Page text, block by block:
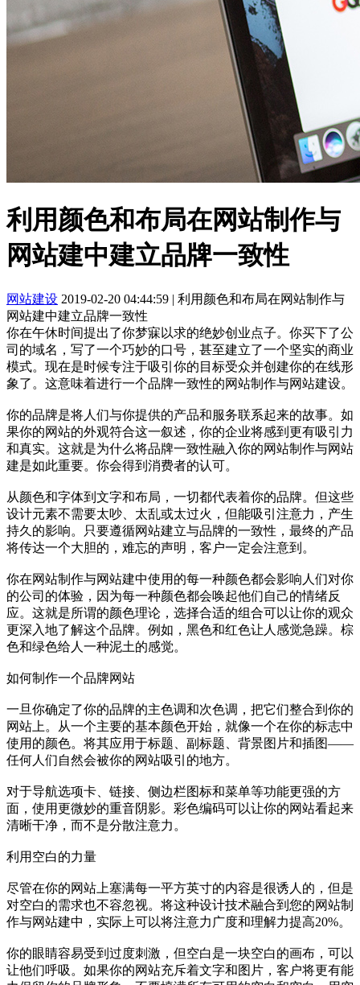
利用颜色和布局在网站制作与
网站建中建立品牌一致性
网站建设 2019-02-20 04:44:59 | 利用颜色和布局在网站制作与
网站建中建立品牌一致性
你在午休时间提出了你梦寐以求的绝妙创业点子。你买下了公
司的域名，写了一个巧妙的口号，甚至建立了一个坚实的商业
模式。现在是时候专注于吸引你的目标受众并创建你的在线形
象了。这意味着进行一个品牌一致性的网站制作与网站建设。
你的品牌是将人们与你提供的产品和服务联系起来的故事。如
果你的网站的外观符合这一叙述，你的企业将感到更有吸引力
和真实。这就是为什么将品牌一致性融入你的网站制作与网站
建是如此重要。你会得到消费者的认可。
从颜色和字体到文字和布局，一切都代表着你的品牌。但这些
设计元素不需要太吵、太乱或太过火，但能吸引注意力，产生
持久的影响。只要遵循网站建立与品牌的一致性，最终的产品
将传达一个大胆的，难忘的声明，客户一定会注意到。
你在网站制作与网站建中使用的每一种颜色都会影响人们对你
的公司的体验，因为每一种颜色都会唤起他们自己的情绪反
应。这就是所谓的颜色理论，选择合适的组合可以让你的观众
更深入地了解这个品牌。例如，黑色和红色让人感觉急躁。棕
色和绿色给人一种泥土的感觉。
如何制作一个品牌网站
一旦你确定了你的品牌的主色调和次色调，把它们整合到你的
网站上。从一个主要的基本颜色开始，就像一个在你的标志中
使用的颜色。将其应用于标题、副标题、背景图片和插图——
任何人们自然会被你的网站吸引的地方。
对于导航选项卡、链接、侧边栏图标和菜单等功能更强的方
面，使用更微妙的重音阴影。彩色编码可以让你的网站看起来
清晰干净，而不是分散注意力。
利用空白的力量
尽管在你的网站上塞满每一平方英寸的内容是很诱人的，但是
对空白的需求也不容忽视。将这种设计技术融合到您的网站制
作与网站建中，实际上可以将注意力广度和理解力提高20%。
你的眼睛容易受到过度刺激，但空白是一块空白的画布，可以
让他们呼吸。如果你的网站充斥着文字和图片，客户将更有能